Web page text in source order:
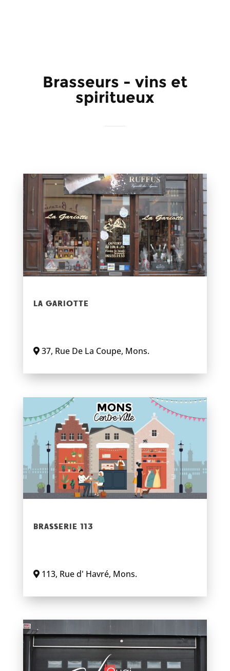
Brasseurs - vins et
spiritueux
LA GARIOTTE
37, Rue De La Coupe, Mons.
BRASSERIE 113
113, Rue d' Havré, Mons.